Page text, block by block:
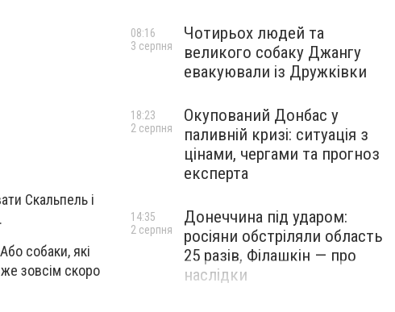
Скальпель і
собаки, які
зовсім скоро
Чотирьох людей та
великого собаку Джангу
евакуювали із Дружківки
08:16
3 серпня
Окупований Донбас у
паливній кризі: ситуація з
цінами, чергами та прогноз
експерта
18:23
2 серпня
Донеччина під ударом:
росіяни обстріляли область
25 разів, Філашкін — про
наслідки
14:35
2 серпня